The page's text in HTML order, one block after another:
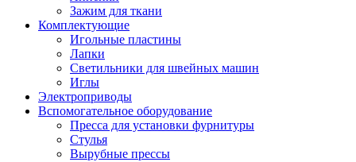
Зажим для ткани
Комплектующие
Игольные пластины
Лапки
Светильники для швейных машин
Иглы
Электроприводы
Вспомогательное оборудование
Пресса для установки фурнитуры
Стулья
Вырубные прессы